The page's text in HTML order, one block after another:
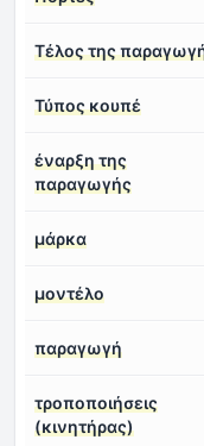
Τέλος της
Τύπος κουπέ
έναρξη της
παραγωγής
μάρκα
μοντέλο
παραγωγή
τροποποιήσεις
(κινητήρας)